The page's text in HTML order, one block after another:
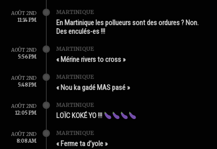
AOÛT 2ND
11:14 PM
MARTINIQUE
En Martinique les pollueurs sont des ordures ? Non.
Des enculés-es !!!
AOÛT 2ND
5:56 PM
MARTINIQUE
« Mérine rivers to cross »
AOÛT 2ND
5:48 PM
MARTINIQUE
« Nou ka gadé MAS pasé »
AOÛT 2ND
12:05 PM
MARTINIQUE
LOÏC KOKÉ YO !!!
AOÛT 2ND
8:08 AM
MARTINIQUE
« Ferme ta d’yole »